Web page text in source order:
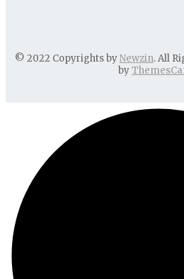
© 2022 Copyrights byNewzin. All
by